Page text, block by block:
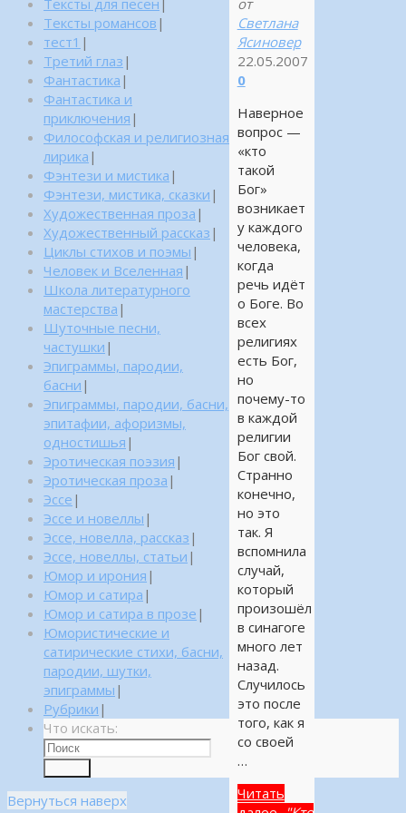
от
Светлана
Ясиновер
22.05.2007
0
Наверное
вопрос —
«кто
такой
Бог»
возникает
у каждого
человека,
когда
речь идёт
о Боге. Во
всех
религиях
есть Бог,
но
почему-то
в каждой
религии
Бог свой.
Странно
конечно,
но это
так. Я
вспомнила
случай,
который
произошёл
в синагоге
много лет
назад.
Случилось
это после
того, как я
со своей
…
Читать
Тексты для песен |
Тексты романсов |
тест1 |
Третий глаз |
Фантастика |
Фантастика и
приключения |
Философская и религиозная
лирика |
Фэнтези и мистика |
Фэнтези, мистика, сказки |
Художественная проза |
Художественный рассказ |
Циклы стихов и поэмы |
Человек и Вселенная |
Школа литературного
мастерства |
Шуточные песни,
частушки |
Эпиграммы, пародии,
басни |
Эпиграммы, пародии, басни,
эпитафии, афоризмы,
одностишья |
Эротическая поэзия |
Эротическая проза |
Эссе |
Эссе и новеллы |
Эссе, новелла, рассказ |
Эссе, новеллы, статьи |
Юмор и ирония |
Юмор и сатира |
Юмор и сатира в прозе |
Юмористические и
сатирические стихи, басни,
пародии, шутки,
эпиграммы |
Рубрики |
Что искать:
Вернуться наверх